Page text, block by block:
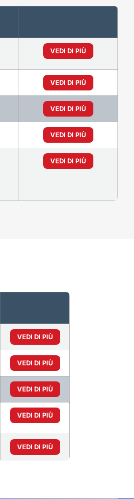
VEDI DI PIÙ
VEDI DI PIÙ
VEDI DI PIÙ
VEDI DI PIÙ
VEDI DI PIÙ
VEDI DI PIÙ
VEDI DI PIÙ
VEDI DI PIÙ
VEDI DI PIÙ
VEDI DI PIÙ